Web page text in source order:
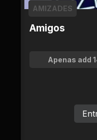
Amigos
AMIZADES
Apenas add